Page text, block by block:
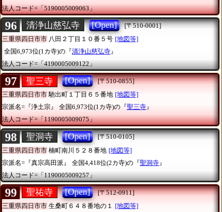
法人コード=「5190005009063」
96 清浄山慈弘寺 [Open]
[〒510-0001]
三重県四日市市 八田２丁目１０番５号 [地図等]
全国6,973位(1カ寺)の『清浄山慈弘寺 』
法人コード=「4190005009122」
97 聖三寺 [Open]
[〒510-0855]
三重県四日市市馳出町１丁目６５番地 [地図等]
宗派名=『浄土宗』
全国6,973位(1カ寺)の『聖三寺』
法人コード=「1190005009075」
98 聖洞寺 [Open]
[〒510-0105]
三重県四日市市 楠町南川５２８番地 [地図等]
宗派名=『真宗高田派』
全国4,418位(2カ寺)の『聖洞寺 』
法人コード=「1190005009257」
99 聖祐寺 [Open]
[〒512-0911]
三重県四日市市 生桑町６４８番地の１
[地図等]